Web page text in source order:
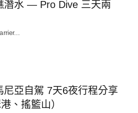
潛水 — Pro Dive 三天兩
尼亞自駕 7天6夜行程分享
、搖籃山）